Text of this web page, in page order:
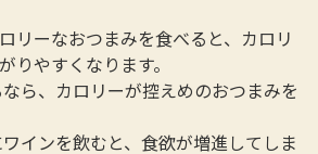
リーなおつまみを食べると、カロリ
りやすくなります。
ら、カロリーが控えめのおつまみを
ンを飲むと、食欲が増進してしま